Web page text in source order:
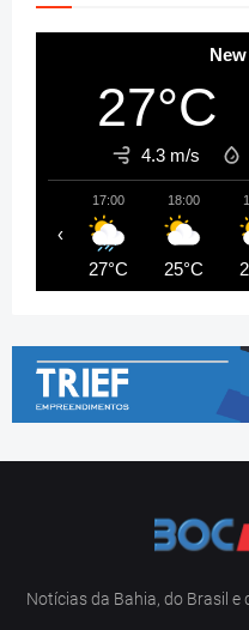
27°C
4.3 m/s
17:00
27°C
18:00
25°C
‹
Notícias da Bahia, do Brasil